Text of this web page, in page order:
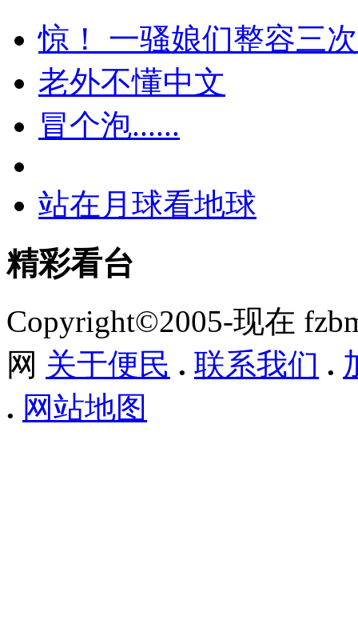
惊！ 一骚娘们整容三
老外不懂中文
冒个泡......
站在月球看地球
精彩看台
Copyright©2005-现在
网 关于便民 . 联系我们 .
. 网站地图